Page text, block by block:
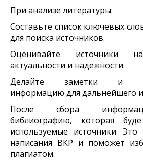
При анализе литературы:
Составьте список ключевых
для поиска источников.
Оценивайте источники
актуальности и надежности.
Делайте заметки и
информацию для дальнейшего
После сбора
библиографию, которая
используемые источники. Это
написания ВКР и поможет
плагиатом.